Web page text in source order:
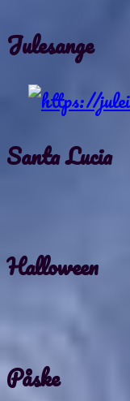
Julesange
Santa Lucia
Halloween
Påske